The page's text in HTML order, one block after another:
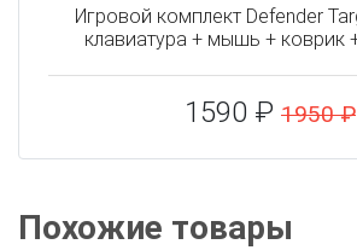
Игровой комплект Defender
клавиатура + мышь + коврик
1590 ₽ 1950 ₽
Похожие товары